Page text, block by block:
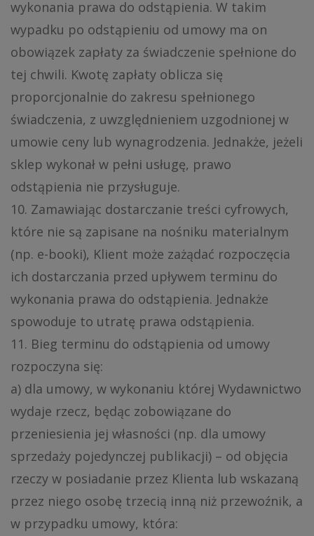
wykonania prawa do odstąpienia. W takim
wypadku po odstąpieniu od umowy ma on
obowiązek zapłaty za świadczenie spełnione do
tej chwili. Kwotę zapłaty oblicza się
proporcjonalnie do zakresu spełnionego
świadczenia, z uwzględnieniem uzgodnionej w
umowie ceny lub wynagrodzenia. Jednakże, jeżeli
sklep wykonał w pełni usługę, prawo
odstąpienia nie przysługuje.
10. Zamawiając dostarczanie treści cyfrowych,
które nie są zapisane na nośniku materialnym
(np. e-booki), Klient może zażądać rozpoczęcia
ich dostarczania przed upływem terminu do
wykonania prawa do odstąpienia. Jednakże
spowoduje to utratę prawa odstąpienia.
11. Bieg terminu do odstąpienia od umowy
rozpoczyna się:
a) dla umowy, w wykonaniu której Wydawnictwo
wydaje rzecz, będąc zobowiązane do
przeniesienia jej własności (np. dla umowy
sprzedaży pojedynczej publikacji) – od objęcia
rzeczy w posiadanie przez Klienta lub wskazaną
przez niego osobę trzecią inną niż przewoźnik, a
w przypadku umowy, która: